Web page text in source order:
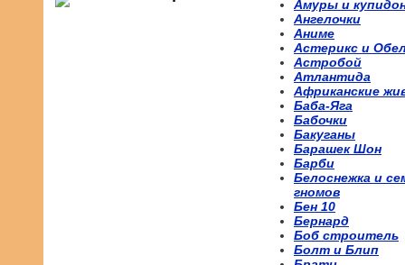
Амуры и
Ангелочки
Аниме
Астерикс и
Астробой
Атлантида
Африканские
Баба-Яга
Бабочки
Бакуганы
Барашек Шон
Барби
Белоснежка и
гномов
Бен 10
Бернард
Боб строитель
Болт и Блип